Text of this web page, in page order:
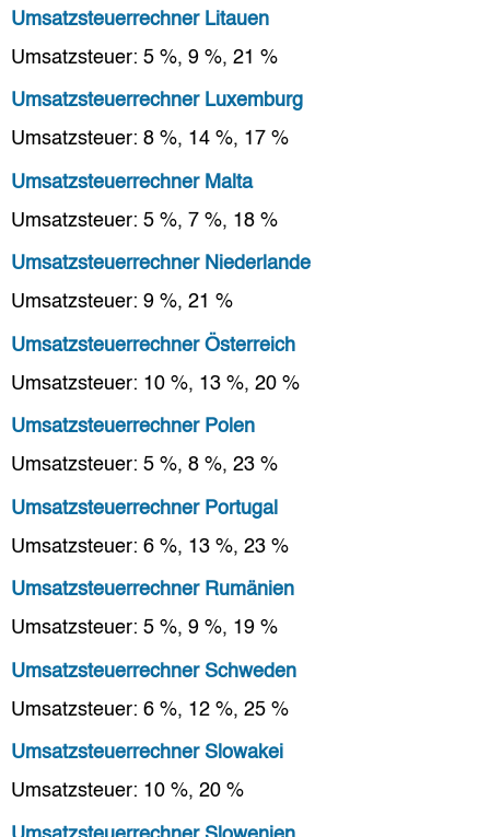
Umsatzsteuerrechner Litauen
Umsatzsteuer: 5 %, 9 %, 21 %
Umsatzsteuerrechner Luxemburg
Umsatzsteuer: 8 %, 14 %, 17 %
Umsatzsteuerrechner Malta
Umsatzsteuer: 5 %, 7 %, 18 %
Umsatzsteuerrechner Niederlande
Umsatzsteuer: 9 %, 21 %
Umsatzsteuerrechner Österreich
Umsatzsteuer: 10 %, 13 %, 20 %
Umsatzsteuerrechner Polen
Umsatzsteuer: 5 %, 8 %, 23 %
Umsatzsteuerrechner Portugal
Umsatzsteuer: 6 %, 13 %, 23 %
Umsatzsteuerrechner Rumänien
Umsatzsteuer: 5 %, 9 %, 19 %
Umsatzsteuerrechner Schweden
Umsatzsteuer: 6 %, 12 %, 25 %
Umsatzsteuerrechner Slowakei
Umsatzsteuer: 10 %, 20 %